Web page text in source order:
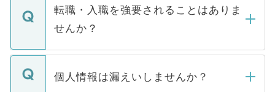
いただきますので、しばらくお待ちくださ
うち約3割は、Webサイトからご覧いただ
けない「非公開求人」です。非公開求人は
下記の理由によって、一般には公開してい
ません。
■応募殺到を避けるため 人気のある医療機
転職・入職を強要されることはありま
せんか？
転職・入職を強要することは一切ありませ
ん。また、仮に応募先から内定をいただい
個人情報は漏えいしませんか？